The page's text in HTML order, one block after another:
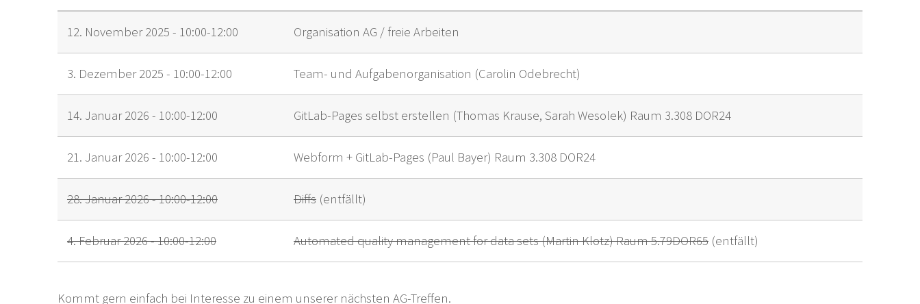
12. November 2025 - 10:00-12:00 Organisation AG / freie Arbeiten
3. Dezember 2025 - 10:00-12:00 Team- und Aufgabenorganisation (Carolin Odebrecht)
14. Januar 2026 - 10:00-12:00 GitLab-Pages selbst erstellen (Thomas Krause, Sarah Wesolek) Raum 3.308 DOR24
21. Januar 2026 - 10:00-12:00 Webform + GitLab-Pages (Paul Bayer) Raum 3.308 DOR24
28. Januar 2026 - 10:00-12:00 Diffs(entfällt)
4. Februar 2026 - 10:00-12:00 Automated quality management for data sets (Martin Klotz) Raum 5.79DOR65(entfällt)
Kommt gern einfach bei Interesse zu einem unserer nächsten AG-Treffen.